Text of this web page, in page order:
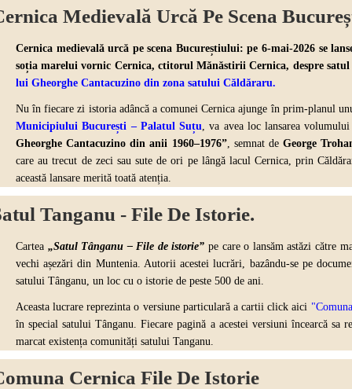
Medievală Urcă Pe Scena
Cernica medievală urcă pe scena Bucureștiului: pe 6-mai-2026 se
soția marelui vornic Cernica, ctitorul Mănăstirii Cernica, despre
lui Gheorghe Cantacuzino din zona satului Căldăraru.
Nu în fiecare zi istoria adâncă a comunei Cernica ajunge în prim-planul
Municipiului București – Palatul Suțu ,va avea loc lansarea
Gheorghe Cantacuzino din anii 1960–1976”, semnat deGeorge
care au trecut de zeci sau sute de ori pe lângă lacul Cernica, prin
această lansare merită toată atenția.
Tanganu - File De Istorie.
Cartea „Satul Tânganu – File de istorie” pe care o lansăm astăzi către
vechi așezări din Muntenia. Autorii acestei lucrări, bazându-se pe
satului Tânganu, un loc cu o istorie de peste 500 de ani.
Aceasta lucrare reprezinta o versiune particulară a cartii click aici
în special satului Tânganu. Fiecare pagină a acestei versiuni încearcă
marcat existența comunități satului Tanganu.
Cernica File De Istorie